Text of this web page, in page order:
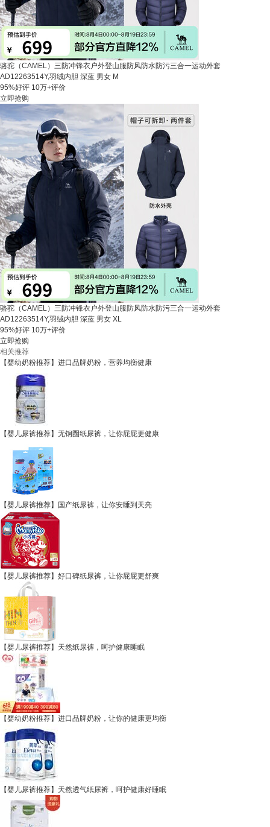
骆驼（CAMEL）三防冲锋衣户外登山服防风防水防污三合一运动外套
AD12263514Y,羽绒内胆 深蓝 男女 M
95%好评 10万+评价
立即抢购
骆驼（CAMEL）三防冲锋衣户外登山服防风防水防污三合一运动外套
AD12263514Y,羽绒内胆 深蓝 男女 XL
95%好评 10万+评价
立即抢购
相关推荐
【婴幼奶粉推荐】进口品牌奶粉，营养均衡健康
【婴儿尿裤推荐】无钢圈纸尿裤，让你屁屁更健康
【婴儿尿裤推荐】国产纸尿裤，让你安睡到天亮
【婴儿尿裤推荐】好口碑纸尿裤，让你屁屁更舒爽
【婴儿尿裤推荐】天然纸尿裤，呵护健康睡眠
【婴幼奶粉推荐】进口品牌奶粉，让你的健康更均衡
【婴儿尿裤推荐】天然透气纸尿裤，呵护健康好睡眠